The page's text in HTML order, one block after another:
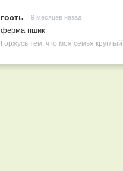
гость 9 месяцев назад
ферма пшик